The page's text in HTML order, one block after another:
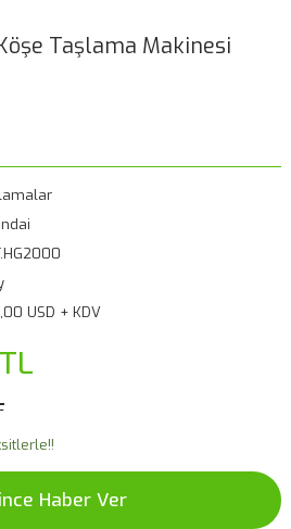
Taşlama Makinesi
USD + KDV
Haber Ver